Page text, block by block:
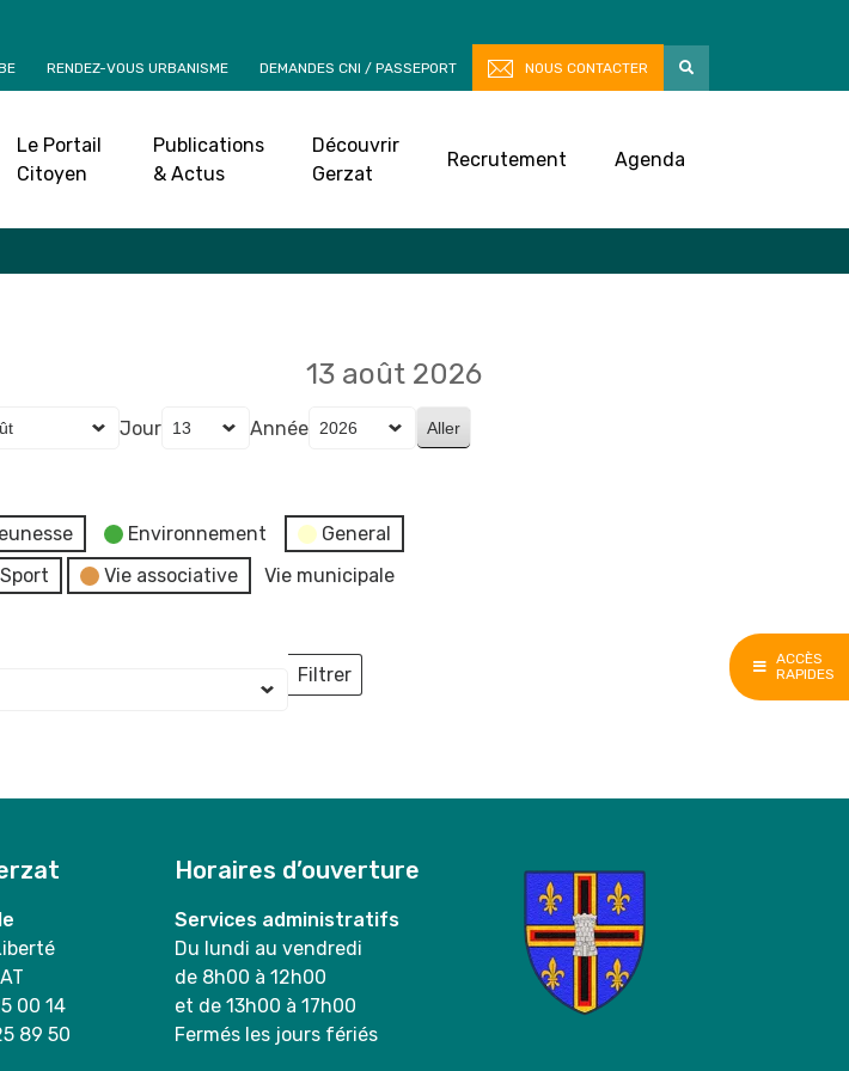
ACCÈS
RAPIDES
RENDEZ-VOUS URBANISME DEMANDES CNI / PASSEPORT NOUS CONTACTER
Le Portail
Citoyen
Publications
& Actus
Découvrir
Gerzat
Recrutement Agenda
»Agenda
13 août 2026
Jour
Année
Environnement
General
Sport Vie associative
Vie municipale
Filtrer
Lieux
00 14
89 50
Horaires d’ouverture
Services administratifs
Du lundi au vendredi
de 8h00 à 12h00
et de 13h00 à 17h00
Fermés les jours fériés